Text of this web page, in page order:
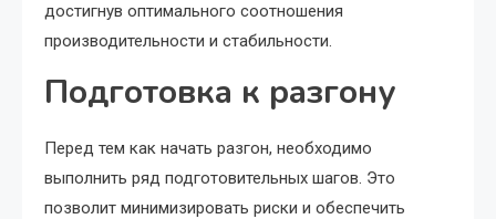
достигнув оптимального соотношения
производительности и стабильности.
Подготовка к разгону
Перед тем как начать разгон, необходимо
выполнить ряд подготовительных шагов. Это
позволит минимизировать риски и обеспечить